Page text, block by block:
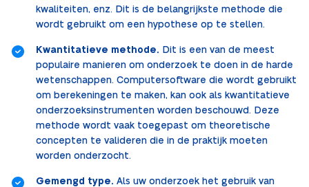
kwaliteiten, enz. Dit is de belangrijkste methode die
wordt gebruikt om een hypothese op te stellen.
Kwantitatieve methode. Dit is een van de meest
populaire manieren om onderzoek te doen in de harde
wetenschappen. Computersoftware die wordt gebruikt
om berekeningen te maken, kan ook als kwantitatieve
onderzoeksinstrumenten worden beschouwd. Deze
methode wordt vaak toegepast om theoretische
concepten te valideren die in de praktijk moeten
worden onderzocht.
Gemengd type. Als uw onderzoek het gebruik van